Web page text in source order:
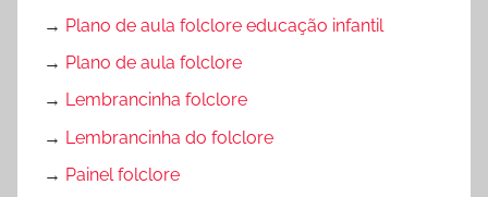
→ Plano de aula folclore educação infantil
→ Plano de aula folclore
→ Lembrancinha folclore
→ Lembrancinha do folclore
→ Painel folclore